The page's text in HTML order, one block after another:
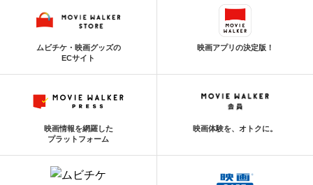
ムビチケ・映画グッズの
ECサイト
映画アプリの決定版！
映画情報を網羅した
プラットフォーム
映画体験を、オトクに。